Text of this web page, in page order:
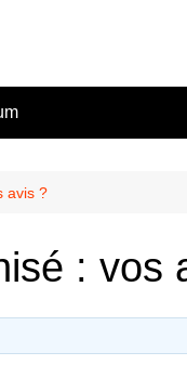
avis ?
: vos